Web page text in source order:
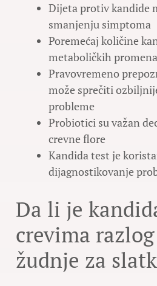
Dijeta protiv kandide
smanjenju simptoma
Poremećaj količine
metaboličkih
Pravovremeno
može sprečiti
probleme
Probiotici su važan
crevne flore
Kandida test je
dijagnostikovanje
Da li je
crevima razlog
žudnje za